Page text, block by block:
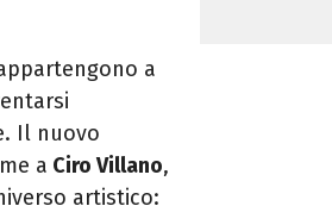
a
Il nuovo
a Ciro Villano,
artistico: